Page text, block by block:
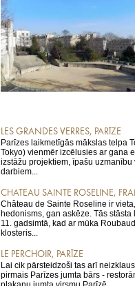
LES GRANDES VERRES, PARĪZE
Parīzes laikmetīgās mākslas telpa
Tokyo) vienmēr izcēlusies ar gana
izstāžu projektiem, īpašu
darbiem...
CHATEAU SAINTE ROSELINE,
Château de Sainte Roseline ir
hedonisms, gan askēze. Tās
11. gadsimtā, kad ar mūka
klosteris...
LE PERCHOIR, PARĪZE
Lai cik pārsteidzoši tas arī
pirmais Parīzes jumta bārs -